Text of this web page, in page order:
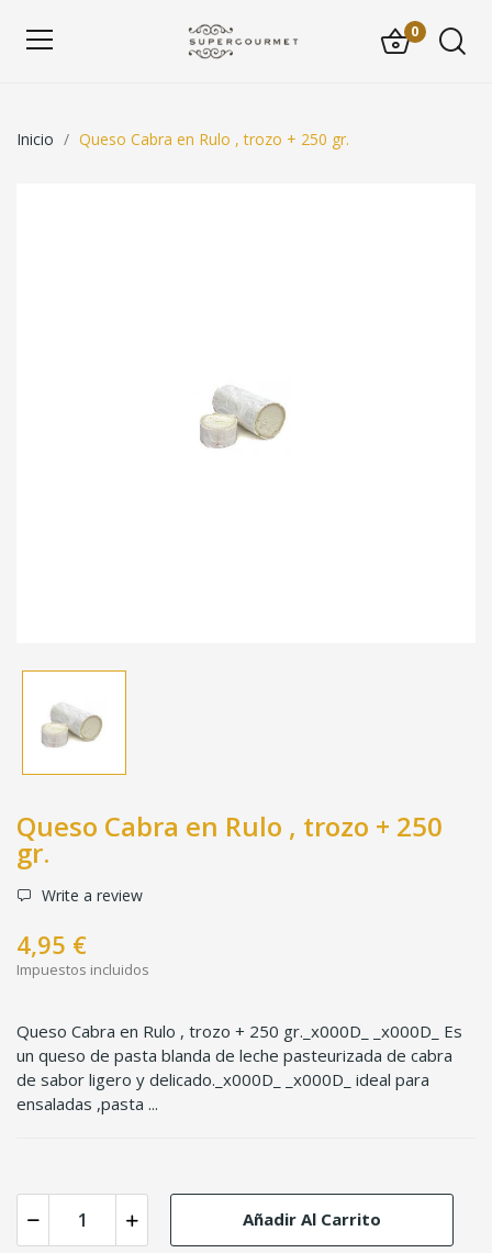
0
Inicio Queso Cabra en Rulo , trozo + 250 gr.
Queso Cabra en Rulo , trozo + 250
gr.
Write a review
4,95 €
Impuestos incluidos
Queso Cabra en Rulo , trozo + 250 gr._x000D_ _x000D_ Es
un queso de pasta blanda de leche pasteurizada de cabra
de sabor ligero y delicado._x000D_ _x000D_ ideal para
ensaladas ,pasta ...
Añadir Al Carrito